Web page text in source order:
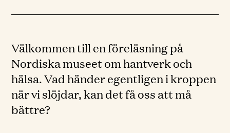
Välkommen till en föreläsning på
Nordiska museet om hantverk och
hälsa. Vad händer egentligen i kroppen
när vi slöjdar, kan det få oss att må
bättre?